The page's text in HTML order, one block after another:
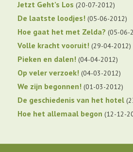
Jetzt Geht’s Los 20-07-2012
De laatste loodjes! 05-06-2012
Hoe gaat het met Zelda? 05-06-
Volle kracht vooruit! 29-04-2012
Pieken en dalen! 04-04-2012
Op veler verzoek! 04-03-2012
We zijn begonnen! 01-03-2012
De geschiedenis van het hotel
Hoe het allemaal begon 12-12-